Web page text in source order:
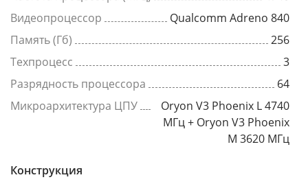
Видеопроцессор
Qualcomm Adreno 840
Память (Гб)
256
Техпроцесс
3
Разрядность процессора
64
Микроархитектура ЦПУ
Oryon V3 Phoenix L 4740
МГц + Oryon V3 Phoenix
M 3620 МГц
Конструкция